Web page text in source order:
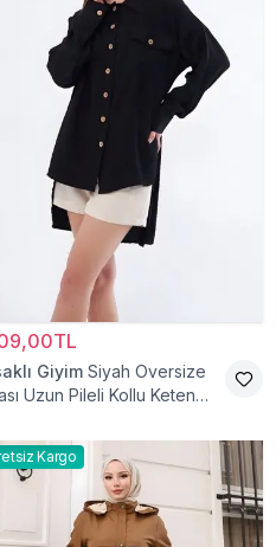
Giyim Siyah Oversize
Uzun Pileli Kollu Keten
Kargo